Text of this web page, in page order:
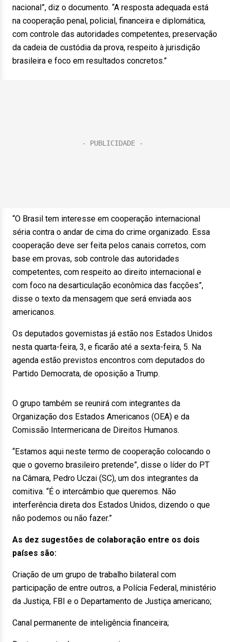
nacional”, diz o documento. “A resposta adequada está
na cooperação penal, policial, financeira e diplomática,
com controle das autoridades competentes, preservação
da cadeia de custódia da prova, respeito à jurisdição
brasileira e foco em resultados concretos.”
“O Brasil tem interesse em cooperação internacional
séria contra o andar de cima do crime organizado. Essa
cooperação deve ser feita pelos canais corretos, com
base em provas, sob controle das autoridades
competentes, com respeito ao direito internacional e
com foco na desarticulação econômica das facções”,
disse o texto da mensagem que será enviada aos
americanos.
Os deputados governistas já estão nos Estados Unidos
nesta quarta-feira, 3, e ficarão até a sexta-feira, 5. Na
agenda estão previstos encontros com deputados do
Partido Democrata, de oposição a Trump.
O grupo também se reunirá com integrantes da
Organização dos Estados Americanos (OEA) e da
Comissão Intermericana de Direitos Humanos.
“Estamos aqui neste termo de cooperação colocando o
que o governo brasileiro pretende”, disse o líder do PT
na Câmara, Pedro Uczai (SC), um dos integrantes da
comitiva. “É o intercâmbio que queremos. Não
interferência direta dos Estados Unidos, dizendo o que
não podemos ou não fazer.”
As dez sugestões de colaboração entre os dois
países são:
Criação de um grupo de trabalho bilateral com
participação de entre outros, a Polícia Federal, ministério
da Justiça, FBI e o Departamento de Justiça americano;
Canal permanente de inteligência financeira;